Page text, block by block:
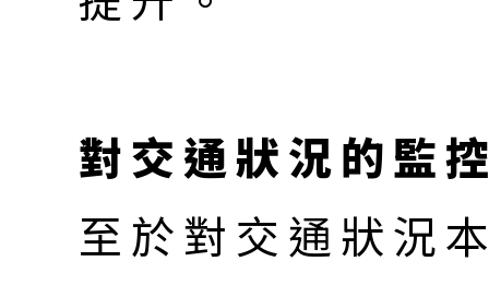
對交通狀況的監
至於對交通狀況